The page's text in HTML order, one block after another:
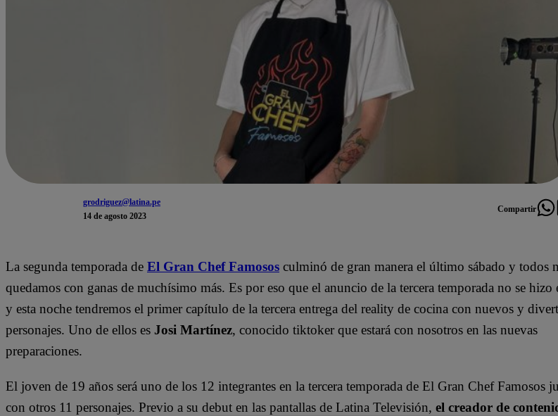
grodriguez@latina.pe
14 de agosto 2023
Compartir
La segunda temporada de El Gran Chef Famosos culminó de gran manera el último sábado y todos
quedamos con ganas de muchísimo más. Es por eso que el anuncio de la tercera temporada no se hizo
y esta noche tendremos el primer capítulo de la tercera entrega del reality de cocina con nuevos y
personajes. Uno de ellos es Josi Martínez, conocido tiktoker que estará con nosotros en las nuevas
preparaciones.
El joven de 19 años será uno de los 12 integrantes en la tercera temporada de El Gran Chef Famosos
con otros 11 personajes. Previo a su debut en las pantallas de Latina Televisión, el creador de